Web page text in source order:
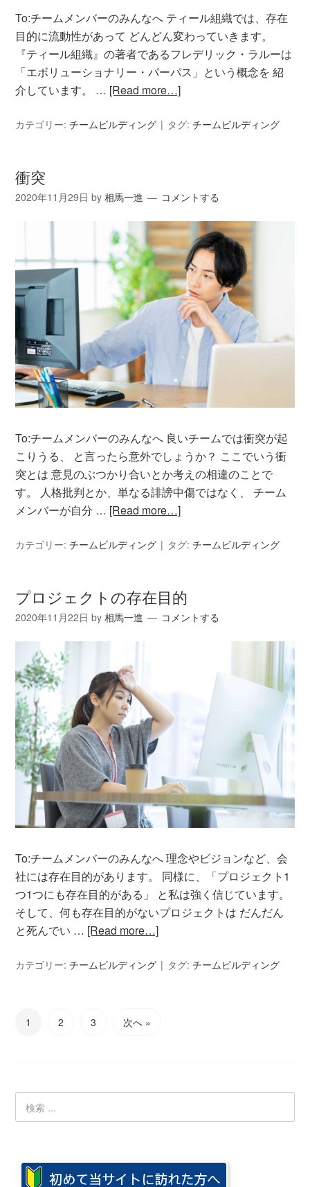
To:チームメンバーのみんなへ ティール組織では、存在
目的に流動性があって どんどん変わっていきます。
『ティール組織』の著者であるフレデリック・ラルーは
「エボリューショナリー・パーパス」という概念を 紹
介しています。 … [Read more…]
カテゴリー:チームビルディング タグ:チームビルディング
衝突
2020年11月29日 by相馬一進 コメントする
To:チームメンバーのみんなへ 良いチームでは衝突が起
こりうる、 と言ったら意外でしょうか？ ここでいう衝
突とは 意見のぶつかり合いとか考えの相違のことで
す。 人格批判とか、単なる誹謗中傷ではなく、 チーム
メンバーが自分 … [Read more…]
カテゴリー:チームビルディング タグ:チームビルディング
プロジェクトの存在目的
2020年11月22日 by相馬一進 コメントする
To:チームメンバーのみんなへ 理念やビジョンなど、会
社には存在目的があります。 同様に、「プロジェクト1
つ1つにも存在目的がある」 と私は強く信じています。
そして、何も存在目的がないプロジェクトは だんだん
と死んでい … [Read more…]
カテゴリー:チームビルディング タグ:チームビルディング
1 2 3 次へ »